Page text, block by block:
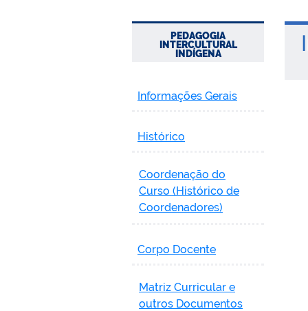
PEDAGOGIA
INTERCULTURAL
INDÍGENA
Informações Gerais
Histórico
Coordenação do
Curso (Histórico de
Coordenadores)
Corpo Docente
Matriz Curricular e
outros Documentos